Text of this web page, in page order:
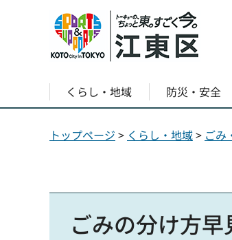
くらし・地域 防災・安全
トップページ > くらし・地域> ごみ
ごみの分け方